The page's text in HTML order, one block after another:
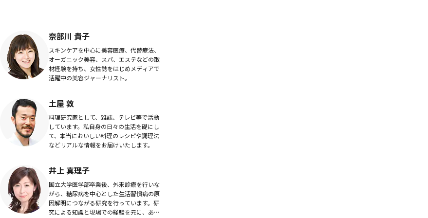
奈部川 貴子
スキンケアを中心に美容医療、代替療法、
オーガニック美容、スパ、エステなどの取
材経験を持ち、女性誌をはじめメディアで
活躍中の美容ジャーナリスト。
土屋 敦
料理研究家として、雑誌、テレビ等で活動
しています。私自身の日々の生活を礎にし
て、本当においしい料理のレシピや調理法
などリアルな情報をお届けいたします。
井上 真理子
国立大学医学部卒業後、外来診療を行いな
がら、糖尿病を中心とした生活習慣病の原
因解明につながる研究を行っています。研
究による知識と現場での経験を元に、あな